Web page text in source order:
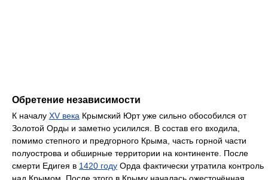
Обретение независимости
К началу XV века Крымский Юрт уже сильно обособился от
Золотой Орды и заметно усилился. В состав его входила,
помимо степного и предгорного Крыма, часть горной части
полуострова и обширные территории на континенте. После
смерти Едигея в 1420 году Орда фактически утратила контроль
над Крымом. После этого в Крыму началась ожесточённая